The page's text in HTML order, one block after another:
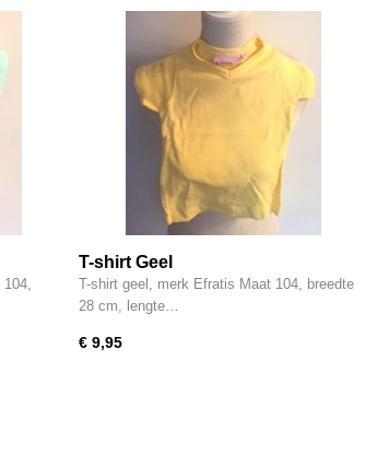
T-shirt Geel
T-shirt geel, merk Efratis Maat 104, breedte
28 cm, lengte…
€ 9,95